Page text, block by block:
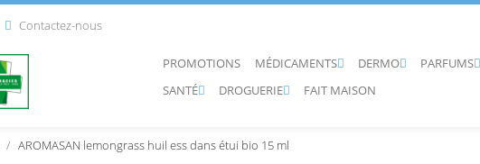
 Contactez-nous
PROMOTIONS 
MÉDICAMENTS 
DERMO 
PARFUMS

SANTÉ 
DROGUERIE FAIT MAISON
AROMASAN lemongrass huil ess dans étui bio 15 ml